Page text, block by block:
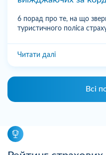
6 порад про те, на що
туристичного поліса
Читати далі
Всі